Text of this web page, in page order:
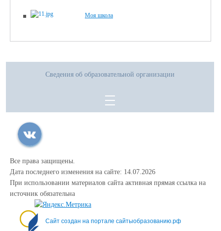
Моя школа
Сведения об образовательной организации
Все права защищены.
Дата последнего изменения на сайте: 14.07.2026
При использовании материалов сайта активная прямая ссылка на
источник обязательна
Сайт создан на портале сайтыобразованию.рф